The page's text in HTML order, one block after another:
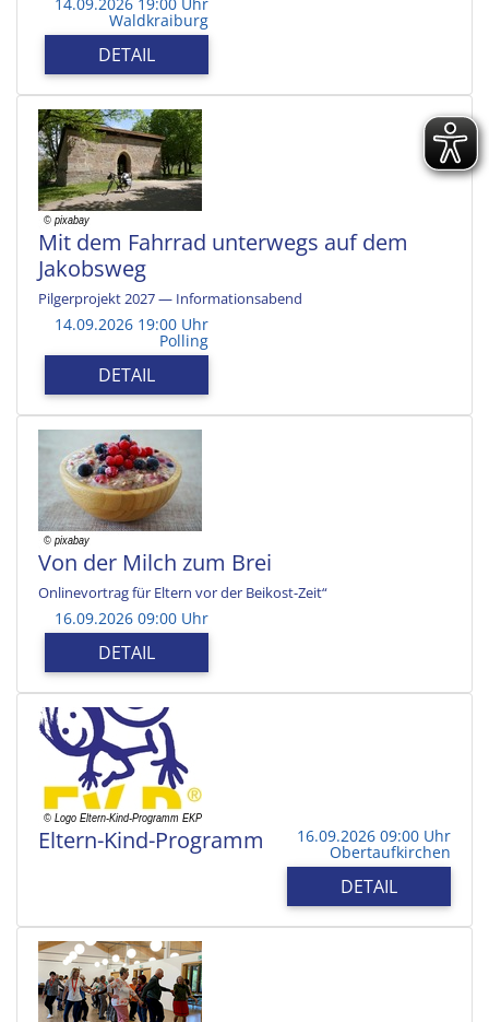
Waldkraiburg
DETAIL
Mit dem Fahrrad unterwegs auf dem
Jakobsweg
Pilgerprojekt 2027 — Informationsabend
14.09.2026 19:00 Uhr
Polling
DETAIL
Von der Milch zum Brei
Onlinevortrag für Eltern vor der Beikost-Zeit“
16.09.2026 09:00 Uhr
DETAIL
Eltern-Kind-Programm 16.09.2026 09:00 Uhr
Obertaufkirchen
DETAIL